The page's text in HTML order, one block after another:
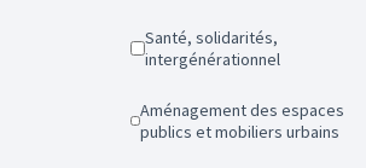
Santé, solidarités,
intergénérationnel
Aménagement des espaces
publics et mobiliers urbains